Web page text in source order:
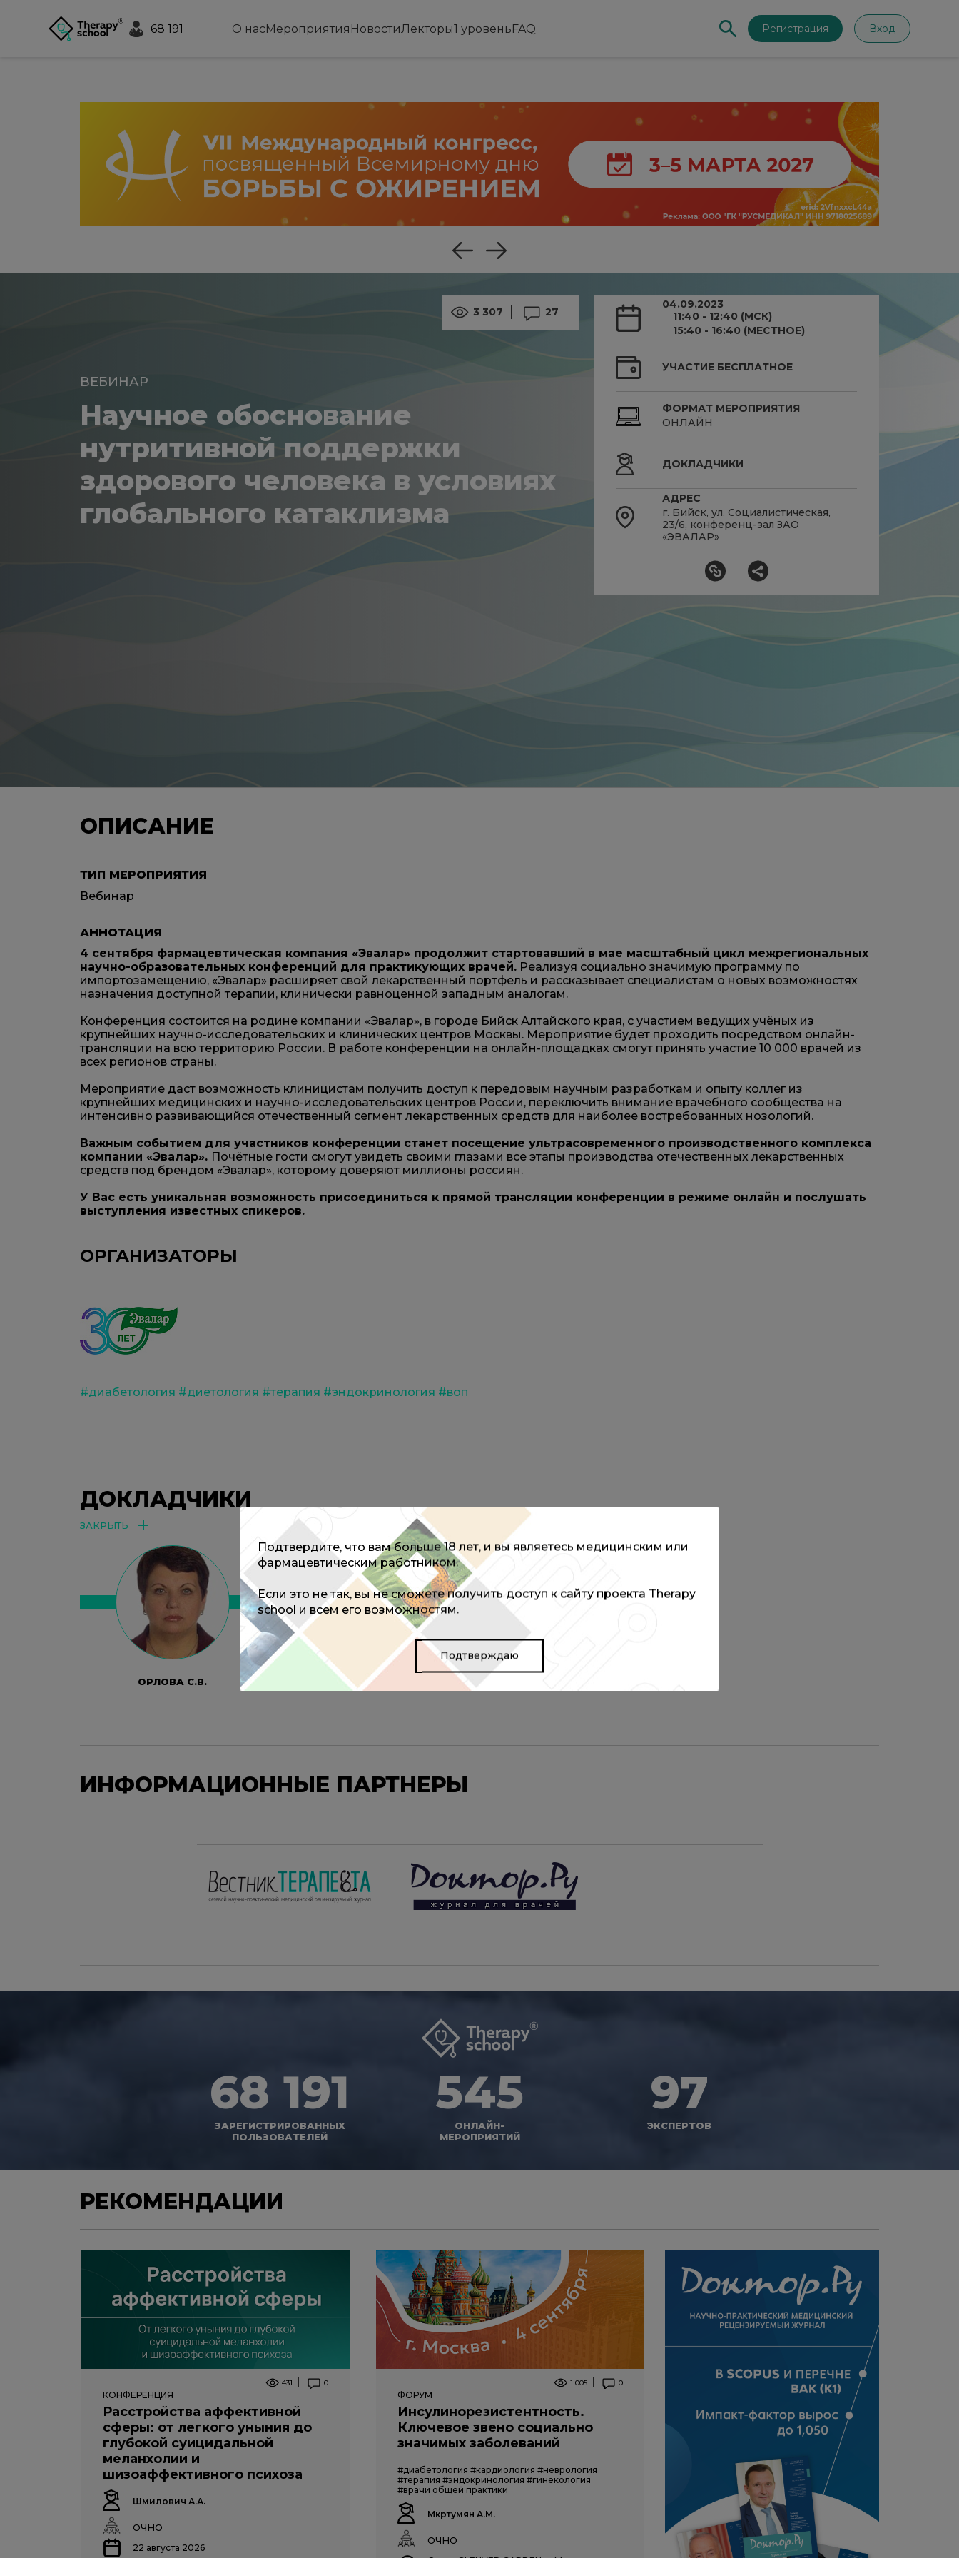
68 191 О насМероприятия НовостиЛекторы1 уровеньFAQ Регистрация Вход
3 307 27
ВЕБИНАР
Научное обоснование
нутритивной поддержки
здорового человека в условиях
глобального катаклизма
04.09.2023
11:40 - 12:40 (МСК)
15:40 - 16:40 (МЕСТНОЕ)
УЧАСТИЕ БЕСПЛАТНОЕ
ФОРМАТ МЕРОПРИЯТИЯ
ОНЛАЙН
ДОКЛАДЧИКИ
АДРЕС
г. Бийск, ул. Социалистическая,
23/6, конференц-зал ЗАО
«ЭВАЛАР»
ОПИСАНИЕ
ТИП МЕРОПРИЯТИЯ
Вебинар
АННОТАЦИЯ
4 сентября фармацевтическая компания «Эвалар» продолжит стартовавший в мае масштабный цикл межрегиональных
научно-образовательных конференций для практикующих врачей. Реализуя социально значимую программу по
импортозамещению, «Эвалар» расширяет свой лекарственный портфель и рассказывает специалистам о новых возможностях
назначения доступной терапии, клинически равноценной западным аналогам.
Конференция состоится на родине компании «Эвалар», в городе Бийск Алтайского края, с участием ведущих учёных из
крупнейших научно-исследовательских и клинических центров Москвы. Мероприятие будет проходить посредством онлайн-
трансляции на всю территорию России. В работе конференции на онлайн-площадках смогут принять участие 10 000 врачей из
всех регионов страны.
Мероприятие даст возможность клиницистам получить доступ к передовым научным разработкам и опыту коллег из
крупнейших медицинских и научно-исследовательских центров России, переключить внимание врачебного сообщества на
интенсивно развивающийся отечественный сегмент лекарственных средств для наиболее востребованных нозологий.
Важным событием для участников конференции станет посещение ультрасовременного производственного комплекса
компании «Эвалар». Почётные гости смогут увидеть своими глазами все этапы производства отечественных лекарственных
средств под брендом «Эвалар», которому доверяют миллионы россиян.
У Вас есть уникальная возможность присоединиться к прямой трансляции конференции в режиме онлайн и послушать
выступления известных спикеров.
ОРГАНИЗАТОРЫ
#диабетология #диетология #терапия #эндокринология #воп
ДОКЛАДЧИКИ
ЗАКРЫТЬ
ОРЛОВА С.В.
ИНФОРМАЦИОННЫЕ ПАРТНЕРЫ
68 191
ЗАРЕГИСТРИРОВАННЫХ
ПОЛЬЗОВАТЕЛЕЙ
545
ОНЛАЙН-
МЕРОПРИЯТИЙ
97
ЭКСПЕРТОВ
РЕКОМЕНДАЦИИ
431 0
КОНФЕРЕНЦИЯ
Расстройства аффективной
сферы: от легкого уныния до
глубокой суицидальной
меланхолии и
шизоаффективного психоза
Шмилович А.А.
ОЧНО
22 августа 2026
1 005 0
ФОРУМ
Инсулинорезистентность.
Ключевое звено социально
значимых заболеваний
#диабетология #кардиология #неврология
#терапия #эндокринология #гинекология
#врачи общей практики
Мкртумян А.М.
ОЧНО
Подтвердите, что вам больше 18 лет, и вы являетесь медицинским или
фармацевтическим работником.
Если это не так, вы не сможете получить доступ к сайту проекта Therapy
school и всем его возможностям.
Подтверждаю